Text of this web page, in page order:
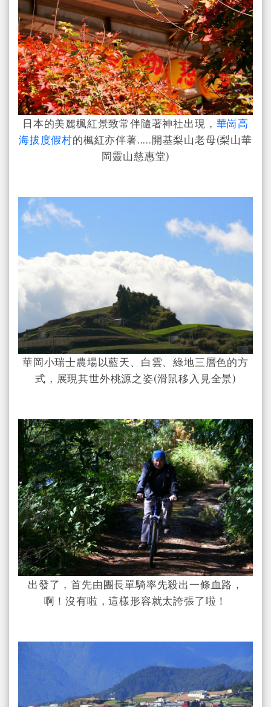
日本的美麗楓紅景致常伴隨著神社出現， 華崗高
海拔度假村的楓紅亦伴著.....開基梨山老母(梨山華
岡靈山慈惠堂)
華岡小瑞士農場以藍天、白雲、綠地三層色的方
式，展現其世外桃源之姿(滑鼠移入見全景)
出發了，首先由團長單騎率先殺出一條血路，
啊！沒有啦，這樣形容就太誇張了啦！